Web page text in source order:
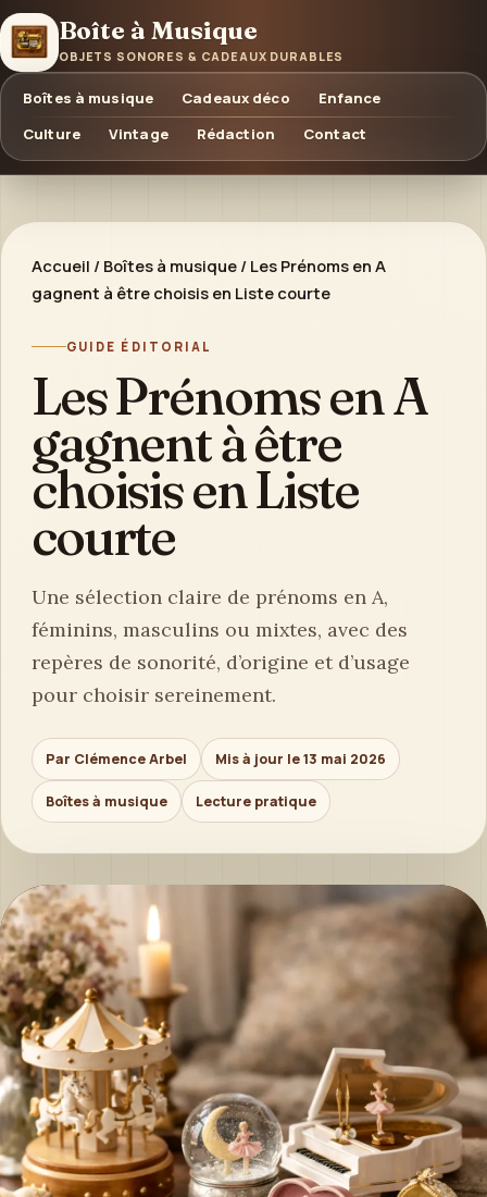
Boîte à Musique
OBJETS SONORES & CADEAUX DURABLES
Boîtes à musique Cadeaux déco
Enfance
Culture
Vintage Rédaction Contact
Accueil / Boîtes à musique / Les Prénoms en A
gagnent à être choisis en Liste courte
GUIDE ÉDITORIAL
Les Prénoms en A
gagnent à être
choisis en Liste
courte
Une sélection claire de prénoms en A,
féminins, masculins ou mixtes, avec des
repères de sonorité, d’origine et d’usage
pour choisir sereinement.
Par Clémence Arbel Mis à jour le 13 mai 2026
Boîtes à musique Lecture pratique